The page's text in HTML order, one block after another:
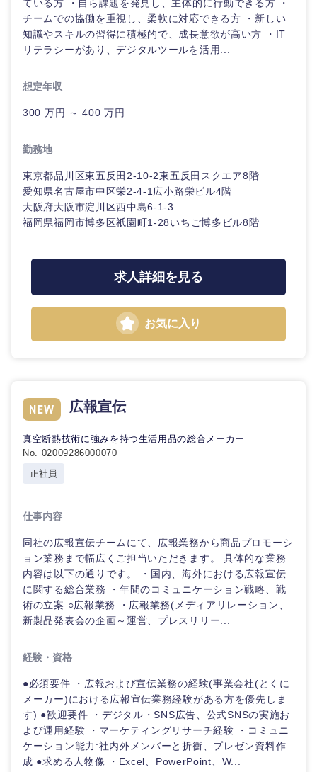
ている方 ・自ら課題を発見し、主体的に行動できる方 ・
チームでの協働を重視し、柔軟に対応できる方 ・新しい
知識やスキルの習得に積極的で、成長意欲が高い方 ・IT
リテラシーがあり、デジタルツールを活用...
想定年収
300 万円 ～ 400 万円
勤務地
東京都品川区東五反田2-10-2東五反田スクエア8階
愛知県名古屋市中区栄2-4-1広小路栄ビル4階
大阪府大阪市淀川区西中島6-1-3
福岡県福岡市博多区祇園町1-28いちご博多ビル8階
求人詳細を見る
お気に入り
広報宣伝
真空断熱技術に強みを持つ生活用品の総合メーカー
No. 02009286000070
正社員
仕事内容
同社の広報宣伝チームにて、広報業務から商品プロモーシ
ョン業務まで幅広くご担当いただきます。 具体的な業務
内容は以下の通りです。 ・国内、海外における広報宣伝
に関する総合業務 ・年間のコミュニケーション戦略、戦
術の立案 ○広報業務 ・広報業務(メディアリレーション、
新製品発表会の企画～運営、プレスリリー...
経験・資格
●必須要件 ・広報および宣伝業務の経験(事業会社(とくに
メーカー)における広報宣伝業務経験がある方を優先しま
す) ●歓迎要件 ・デジタル・SNS広告、公式SNSの実施お
よび運用経験 ・マーケティングリサーチ経験 ・コミュニ
ケーション能力:社内外メンバーと折衝、プレゼン資料作
成 ●求める人物像 ・Excel、PowerPoint、W...